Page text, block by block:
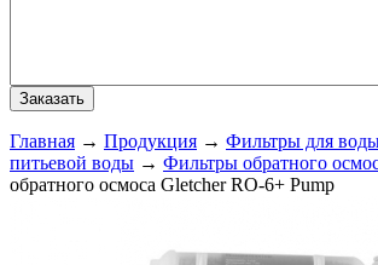
Главная → Продукция → Фильтры для
питьевой воды → Фильтры обратного
обратного осмоса Gletcher RO-6+ Pump